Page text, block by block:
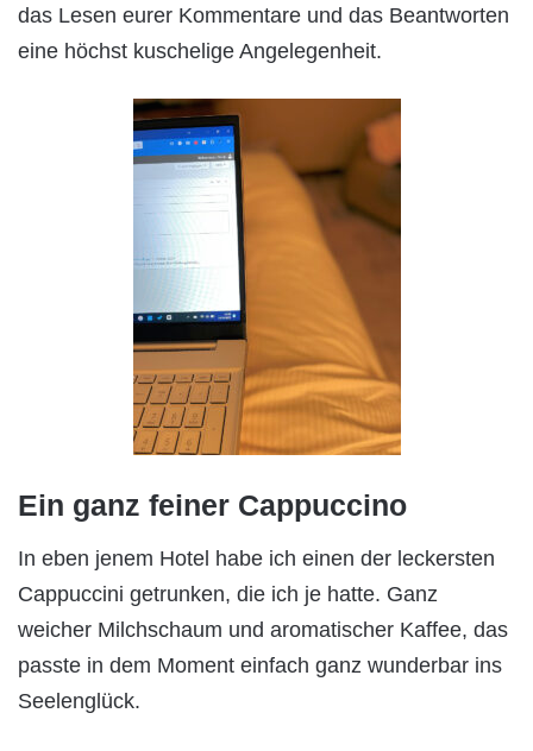
das Lesen eurer Kommentare und das Beantworten
eine höchst kuschelige Angelegenheit.
Ein ganz feiner Cappuccino
In eben jenem Hotel habe ich einen der leckersten
Cappuccini getrunken, die ich je hatte. Ganz
weicher Milchschaum und aromatischer Kaffee, das
passte in dem Moment einfach ganz wunderbar ins
Seelenglück.